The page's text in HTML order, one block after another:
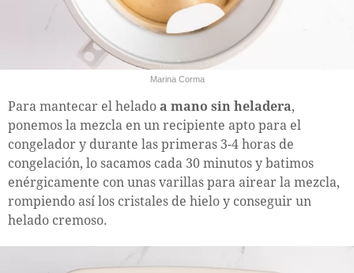
Marina Corma
Para mantecar el helado a mano sin heladera,
ponemos la mezcla en un recipiente apto para el
congelador y durante las primeras 3-4 horas de
congelación, lo sacamos cada 30 minutos y batimos
enérgicamente con unas varillas para airear la mezcla,
rompiendo así los cristales de hielo y conseguir un
helado cremoso.